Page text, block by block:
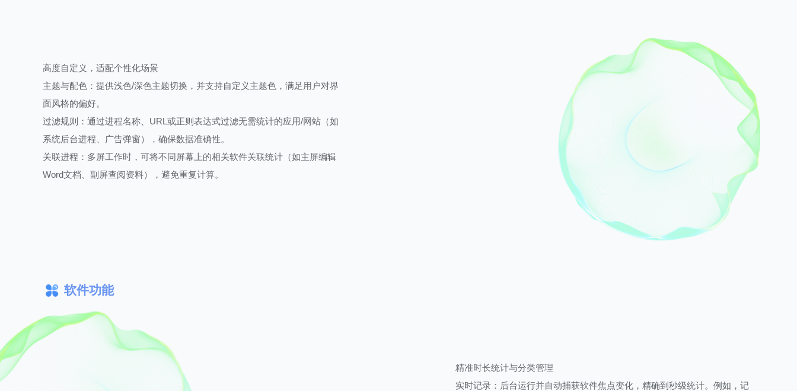
高度自定义，适配个性化场景
主题与配色：提供浅色/深色主题切换，并支持自定义主题色，满足用户对界
面风格的偏好。
过滤规则：通过进程名称、URL或正则表达式过滤无需统计的应用/网站（如
系统后台进程、广告弹窗），确保数据准确性。
关联进程：多屏工作时，可将不同屏幕上的相关软件关联统计（如主屏编辑
Word文档、副屏查阅资料），避免重复计算。
软件功能
精准时长统计与分类管理
实时记录：后台运行并自动捕获软件焦点变化，精确到秒级统计。例如，记